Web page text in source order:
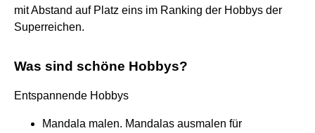
mit Abstand auf Platz eins im Ranking der Hobbys der
Superreichen.
Was sind schöne Hobbys?
Entspannende Hobbys
Mandala malen. Mandalas ausmalen für